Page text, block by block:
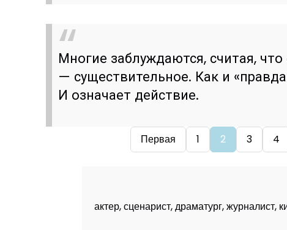
Многие заблуждаются, считая,
— существительное. Как и
И означает действие.
Первая 1 2 3 4
актер, сценарист, драматург,